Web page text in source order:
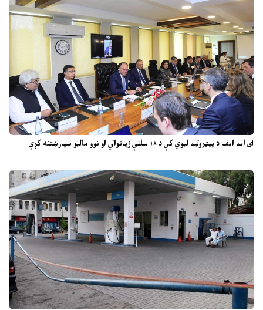
آی ایم ایف د پیټرولیم لیوي کې د ۱۸ سلنې زیاتوالي او نوو مالیو سپارښتنه کړې